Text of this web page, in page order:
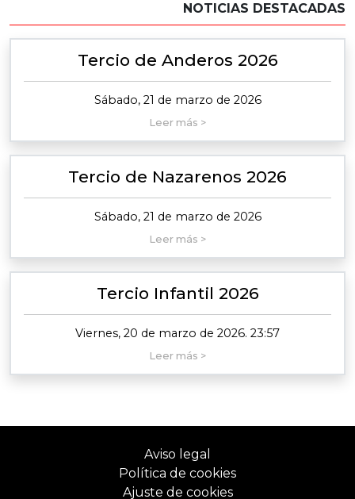
NOTICIAS DESTACADAS
Tercio de Anderos 2026
Sábado, 21 de marzo de 2026
Leer más >
Tercio de Nazarenos 2026
Sábado, 21 de marzo de 2026
Leer más >
Tercio Infantil 2026
Viernes, 20 de marzo de 2026. 23:57
Leer más >
Aviso legal
Política de cookies
Ajuste de cookies